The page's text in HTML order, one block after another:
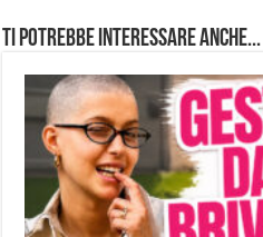
Ti potrebbe interessare anche...